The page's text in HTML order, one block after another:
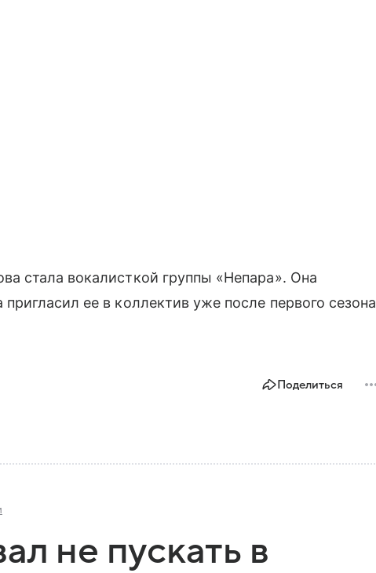
стала вокалисткой группы «Непара». Она
ее в коллектив уже после первого сезона
Поделиться
не пускать в